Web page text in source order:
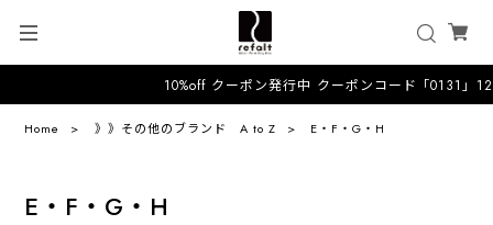
10%off クーポン発行中 クーポンコード「0131」12
Home 》》その他のブランド A to Z E・F・G・H
E・F・G・H